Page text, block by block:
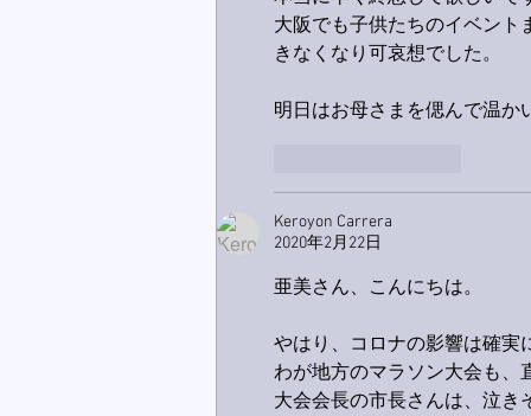
大阪でも子供たちのイベント
きなくなり可哀想でした。
明日はお母さまを偲んで温か
Keroyon Carrera
2020年2月22日
亜美さん、こんにちは。
やはり、コロナの影響は確実
わが地方のマラソン大会も、
大会会長の市長さんは、泣き